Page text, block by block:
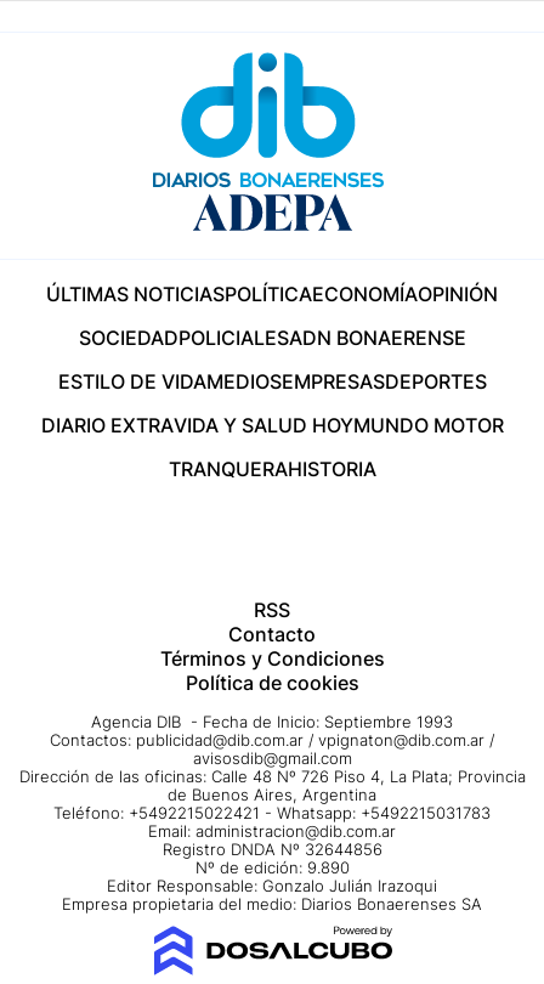
ÚLTIMAS NOTICIASPOLÍTICAECONOMÍAOPINIÓN
SOCIEDADPOLICIALESADN BONAERENSE
ESTILO DE VIDAMEDIOSEMPRESASDEPORTES
DIARIO EXTRAVIDA Y SALUD HOYMUNDO MOTOR
TRANQUERAHISTORIA
RSS
Contacto
Términos y Condiciones
Política de cookies
Agencia DIB - Fecha de Inicio: Septiembre 1993
Contactos: publicidad@dib.com.ar / vpignaton@dib.com.ar /
avisosdib@gmail.com
Dirección de las oficinas: Calle 48 Nº 726 Piso 4, La Plata; Provincia
de Buenos Aires, Argentina
Teléfono: +5492215022421 - Whatsapp: +5492215031783
Email: administracion@dib.com.ar
Registro DNDA Nº 32644856
Nº de edición: 9.890
Editor Responsable: Gonzalo Julián Irazoqui
Empresa propietaria del medio: Diarios Bonaerenses SA